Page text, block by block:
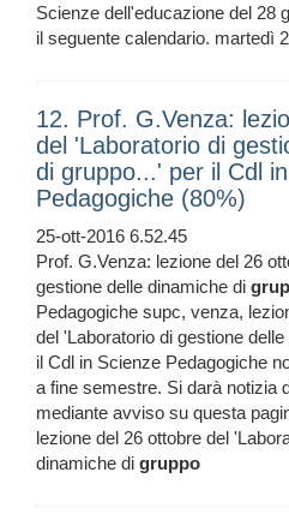
Scienze dell'educazione del 28
il seguente calendario. martedì
12. Prof. G.Venza:
del 'Laboratorio di
di gruppo...' per il Cdl
Pedagogiche (80%)
25-ott-2016 6.52.45
Prof. G.Venza: lezione del 26
gestione delle dinamiche di
Pedagogiche supc, venza,
del 'Laboratorio di gestione
il Cdl in Scienze Pedagogiche
a fine semestre. Si darà notizia
mediante avviso su questa
lezione del 26 ottobre del
dinamiche di gruppo